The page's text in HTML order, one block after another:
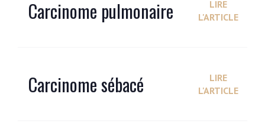
Carcinome pulmonaire
LIRE
L'ARTICLE
Carcinome sébacé
LIRE
L'ARTICLE